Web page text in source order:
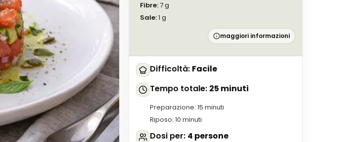
Fibre:7g
Sale:1 g
maggiori informazioni
Difficoltà: Facile
Tempo totale: 25 minuti
Preparazione:15 minuti
Riposo:10 minuti
Dosi per: 4 persone